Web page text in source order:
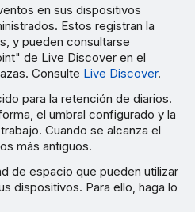
中文（繁體）
en sus dispositivos
Estos registran la
y pueden consultarse
de Live Discover en el
Consulte Live Discover.
para la retención de diarios.
el umbral configurado y la
Cuando se alcanza el
más antiguos.
de espacio que pueden utilizar
dispositivos. Para ello, haga lo